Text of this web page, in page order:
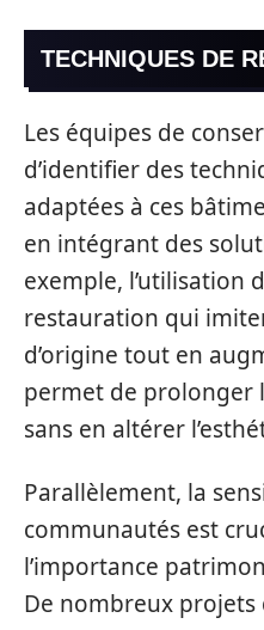
TECHNIQUES DE
Les équipes de
d’identifier des
adaptées à ces
en intégrant des
exemple, l’utilisation
restauration qui
d’origine tout en
permet de prolonger
sans en altérer
Parallèlement, la
communautés est
l’importance
De nombreux